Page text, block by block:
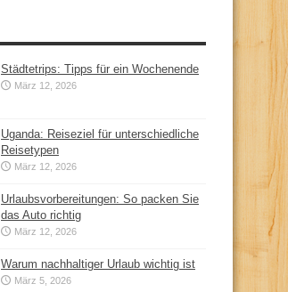
Städtetrips: Tipps für ein Wochenende
März 12, 2026
Uganda: Reiseziel für unterschiedliche
Reisetypen
März 12, 2026
Urlaubsvorbereitungen: So packen Sie
das Auto richtig
März 12, 2026
Warum nachhaltiger Urlaub wichtig ist
März 5, 2026